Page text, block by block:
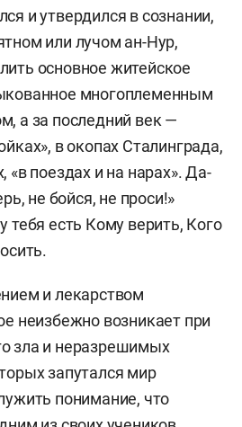
и утвердился в сознании,
или лучом ан-Нур,
основное житейское
многоплеменным
а за последний век —
в окопах Сталинграда,
«в поездах и на нарах». Да-
не бойся, не проси!»
тебя есть Кому верить, Кого
и лекарством
неизбежно возникает при
зла и неразрешимых
запутался мир
понимание, что